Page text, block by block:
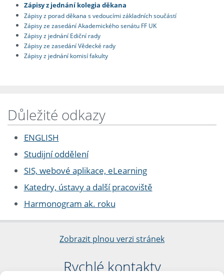
Zápisy z jednání kolegia děkana
Zápisy z porad děkana s vedoucími základních součástí
Zápisy ze zasedání Akademického senátu FF UK
Zápisy z jednání Ediční rady
Zápisy ze zasedání Vědecké rady
Zápisy z jednání komisí fakulty
Důležité odkazy
ENGLISH
Studijní oddělení
SIS, webové aplikace, eLearning
Katedry, ústavy a další pracoviště
Harmonogram ak. roku
Zobrazit plnou verzi stránek
Rychlé kontakty